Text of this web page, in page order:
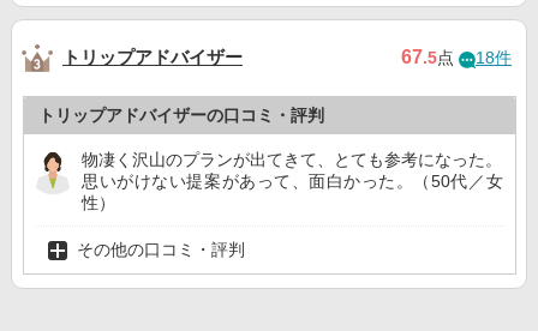
トリップアドバイザー 67.5点 18件
トリップアドバイザーの口コミ・評判
物凄く沢山のプランが出てきて、とても参考になった。
思いがけない提案があって、面白かった。（50代／女
性）
その他の口コミ・評判